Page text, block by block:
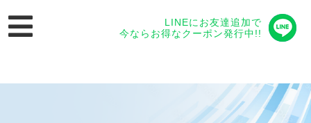
LINEにお友達追加で
今ならお得なクーポン発行中!!